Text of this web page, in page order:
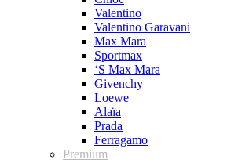
Valentino
Valentino Garavani
Max Mara
Sportmax
‘S Max Mara
Givenchy
Loewe
Alaïa
Prada
Ferragamo
Premium